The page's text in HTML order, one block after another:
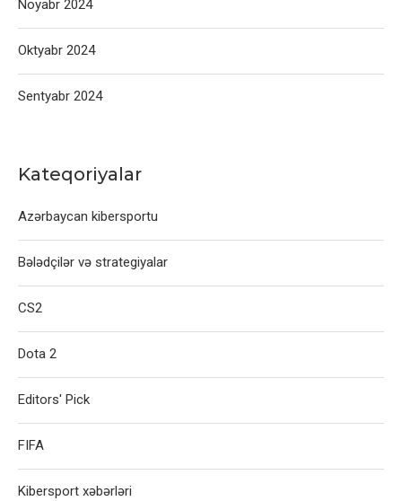
Noyabr 2024
Oktyabr 2024
Sentyabr 2024
Kateqoriyalar
Azərbaycan kibersportu
Bələdçilər və strategiyalar
CS2
Dota 2
Editors' Pick
FIFA
Kibersport xəbərləri